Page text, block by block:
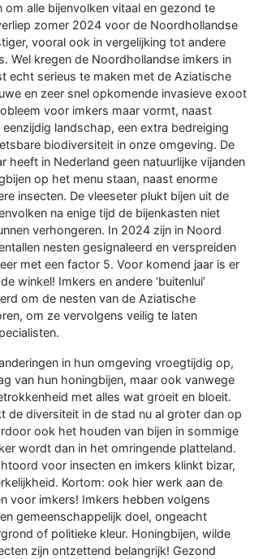
om alle bijenvolken vitaal en gezond te
zomer 2024 voor de Noordhollandse
vooral ook in vergelijking tot andere
Wel kregen de Noordhollandse imkers in
echt serieus te maken met de Aziatische
en zeer snel opkomende invasieve exoot
voor imkers maar vormt, naast
eenzijdig landschap, een extra bedreiging
biodiversiteit in onze omgeving. De
heeft in Nederland geen natuurlijke vijanden
op het menu staan, naast enorme
insecten. De vleeseter plukt bijen uit de
na enige tijd de bijenkasten niet
verhongeren. In 2024 zijn in Noord
nesten gesignaleerd en verspreiden
met een factor 5. Voor komend jaar is er
winkel! Imkers en andere ‘buitenlui’
om de nesten van de Aziatische
om ze vervolgens veilig te laten
in hun omgeving vroegtijdig op,
van hun honingbijen, maar ook vanwege
met alles wat groeit en bloeit.
de diversiteit in de stad nu al groter dan op
ook het houden van bijen in sommige
wordt dan in het omringende platteland.
voor insecten en imkers klinkt bizar,
Kortom: ook hier werk aan de
voor imkers! Imkers hebben volgens
gemeenschappelijk doel, ongeacht
of politieke kleur. Honingbijen, wilde
zijn ontzettend belangrijk! Gezond